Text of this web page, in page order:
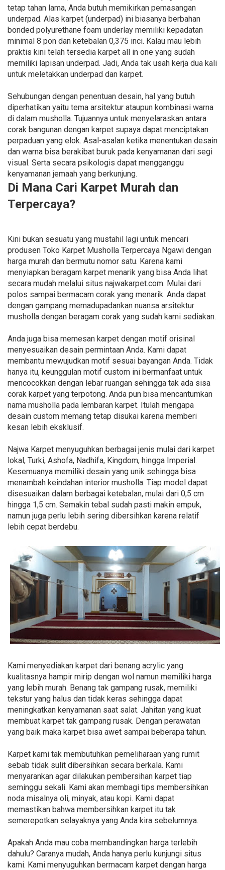
tetap tahan lama, Anda butuh memikirkan pemasangan
underpad. Alas karpet (underpad) ini biasanya berbahan
bonded polyurethane foam underlay memiliki kepadatan
minimal 8 pon dan ketebalan 0,375 inci. Kalau mau lebih
praktis kini telah tersedia karpet all in one yang sudah
memiliki lapisan underpad. Jadi, Anda tak usah kerja dua kali
untuk meletakkan underpad dan karpet.
Sehubungan dengan penentuan desain, hal yang butuh
diperhatikan yaitu tema arsitektur ataupun kombinasi warna
di dalam musholla. Tujuannya untuk menyelaraskan antara
corak bangunan dengan karpet supaya dapat menciptakan
perpaduan yang elok. Asal-asalan ketika menentukan desain
dan warna bisa berakibat buruk pada kenyamanan dari segi
visual. Serta secara psikologis dapat mengganggu
kenyamanan jemaah yang berkunjung.
Di Mana Cari Karpet Murah dan
Terpercaya?
Kini bukan sesuatu yang mustahil lagi untuk mencari
produsen Toko Karpet Musholla Terpercaya Ngawi dengan
harga murah dan bermutu nomor satu. Karena kami
menyiapkan beragam karpet menarik yang bisa Anda lihat
secara mudah melalui situs najwakarpet.com. Mulai dari
polos sampai bermacam corak yang menarik. Anda dapat
dengan gampang memadupadankan nuansa arsitektur
musholla dengan beragam corak yang sudah kami sediakan.
Anda juga bisa memesan karpet dengan motif orisinal
menyesuaikan desain permintaan Anda. Kami dapat
membantu mewujudkan motif sesuai bayangan Anda. Tidak
hanya itu, keunggulan motif custom ini bermanfaat untuk
mencocokkan dengan lebar ruangan sehingga tak ada sisa
corak karpet yang terpotong. Anda pun bisa mencantumkan
nama musholla pada lembaran karpet. Itulah mengapa
desain custom memang tetap disukai karena memberi
kesan lebih eksklusif.
Najwa Karpet menyuguhkan berbagai jenis mulai dari karpet
lokal, Turki, Ashofa, Nadhifa, Kingdom, hingga Imperial.
Kesemuanya memiliki desain yang unik sehingga bisa
menambah keindahan interior musholla. Tiap model dapat
disesuaikan dalam berbagai ketebalan, mulai dari 0,5 cm
hingga 1,5 cm. Semakin tebal sudah pasti makin empuk,
namun juga perlu lebih sering dibersihkan karena relatif
lebih cepat berdebu.
Kami menyediakan karpet dari benang acrylic yang
kualitasnya hampir mirip dengan wol namun memiliki harga
yang lebih murah. Benang tak gampang rusak, memiliki
tekstur yang halus dan tidak keras sehingga dapat
meningkatkan kenyamanan saat salat. Jahitan yang kuat
membuat karpet tak gampang rusak. Dengan perawatan
yang baik maka karpet bisa awet sampai beberapa tahun.
Karpet kami tak membutuhkan pemeliharaan yang rumit
sebab tidak sulit dibersihkan secara berkala. Kami
menyarankan agar dilakukan pembersihan karpet tiap
seminggu sekali. Kami akan membagi tips membersihkan
noda misalnya oli, minyak, atau kopi. Kami dapat
memastikan bahwa membersihkan karpet itu tak
semerepotkan selayaknya yang Anda kira sebelumnya.
Apakah Anda mau coba membandingkan harga terlebih
dahulu? Caranya mudah, Anda hanya perlu kunjungi situs
kami. Kami menyuguhkan bermacam karpet dengan harga